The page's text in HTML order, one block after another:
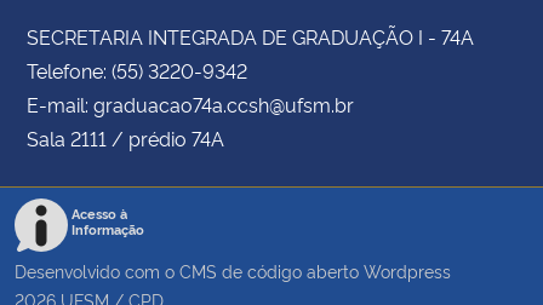
SECRETARIA INTEGRADA DE GRADUAÇÃO I - 74A
Telefone: (55) 3220-9342
E-mail: graduacao74a.ccsh@ufsm.br
Sala 2111 / prédio 74A
Acesso à
Informação
Desenvolvido com o CMS de código aberto Wordpress
2026 UFSM / CPD